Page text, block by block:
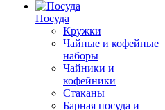
Посуда
Кружки
Чайные и кофейные
наборы
Чайники и
кофейники
Стаканы
Барная посуда и